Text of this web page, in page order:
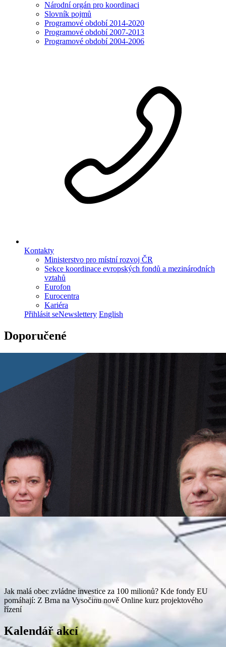
Národní orgán pro koordinaci
Slovník pojmů
Programové období 2014-2020
Programové období 2007-2013
Programové období 2004-2006
Kontakty
Ministerstvo pro místní rozvoj ČR
Sekce koordinace evropských fondů a mezinárodních
vztahů
Eurofon
Eurocentra
Kariéra
Přihlásit seNewslettery English
Doporučené
Jak malá obec zvládne investice za 100 milionů? Kde fondy EU
pomáhají: Z Brna na Vysočinu nově Online kurz projektového
řízení
Kalendář akcí